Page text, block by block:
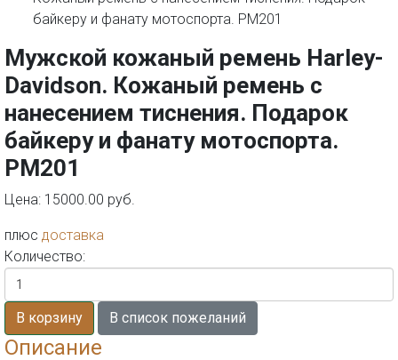
Мужской кожаный ремень Harley-
Davidson. Кожаный ремень с
нанесением тиснения. Подарок
байкеру и фанату мотоспорта.
РМ201
Цена: 15000.00 руб.
плюс доставка
Количество:
Описание